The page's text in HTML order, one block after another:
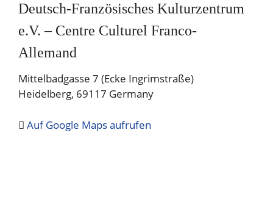
Deutsch-Französisches Kulturzentrum
e.V. – Centre Culturel Franco-
Allemand
Mittelbadgasse 7 (Ecke Ingrimstraße)
Heidelberg, 69117 Germany
Auf Google Maps aufrufen